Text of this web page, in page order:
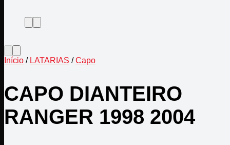
Início / LATARIAS / Capo
CAPO DIANTEIRO
RANGER 1998 2004